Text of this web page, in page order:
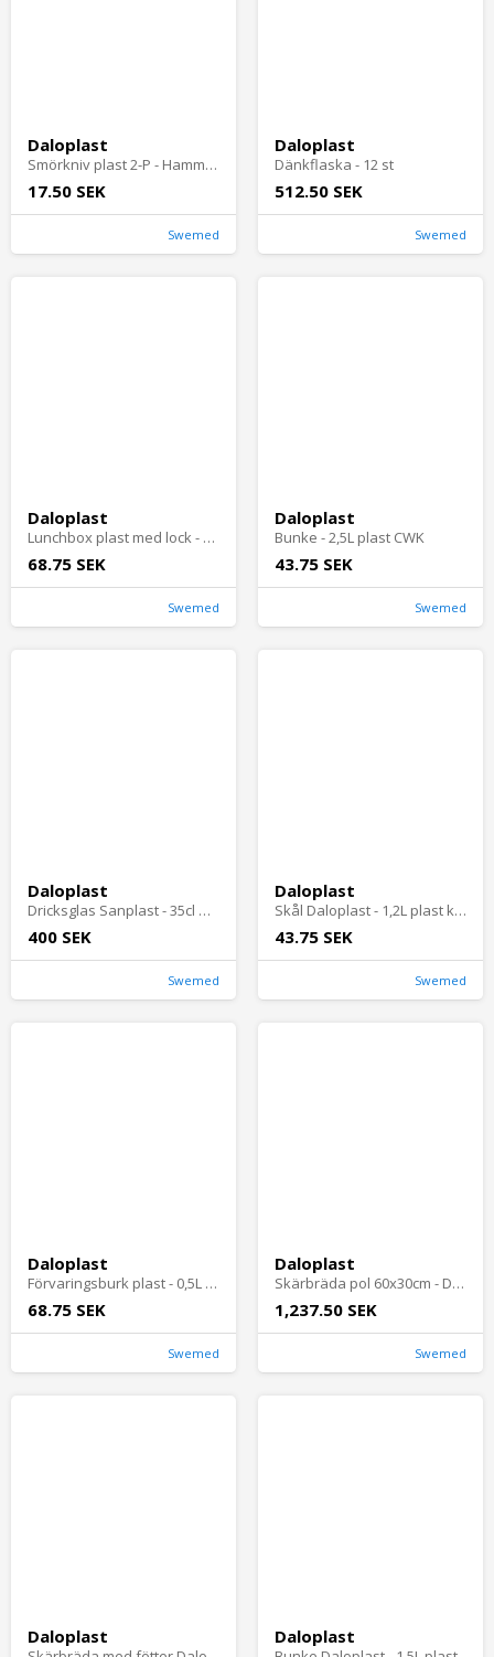
Daloplast
Smörkniv plast 2-P - Hammarplast
17.50 SEK
Swemed
Daloplast
Dänkflaska - 12 st
512.50 SEK
Swemed
Daloplast
Lunchbox plast med lock - 22x15x7cm 2,0L Daloplas
68.75 SEK
Swemed
Daloplast
Bunke - 2,5L plast CWK
43.75 SEK
Swemed
Daloplast
Dricksglas Sanplast - 35cl Daloplast - 12 st
400 SEK
Swemed
Daloplast
Skål Daloplast - 1,2L plast klar
43.75 SEK
Swemed
Daloplast
Förvaringsburk plast - 0,5L rund m lock Daloplast
68.75 SEK
Swemed
Daloplast
Skärbräda pol 60x30cm - Daloplas
1,237.50 SEK
Swemed
Daloplast Daloplast